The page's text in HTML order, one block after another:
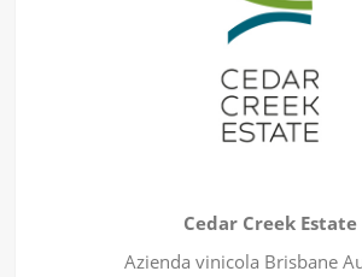
Cedar Creek Estate
Azienda vinicola Brisbane